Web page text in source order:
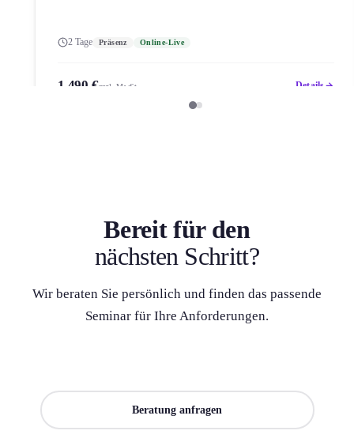
2 Tage Präsenz Online-Live
1.490 €zzgl. MwSt. Details
Bereit für den
nächsten Schritt?
Wir beraten Sie persönlich und finden das passende
Seminar für Ihre Anforderung­en.
Beratung anfragen